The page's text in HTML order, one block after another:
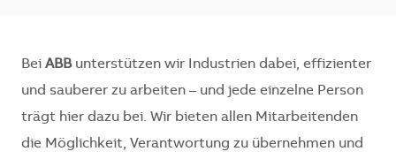
Bei ABBunterstützen wir Industrien dabei, effizienter
und sauberer zu arbeiten – und jede einzelne Person
trägt hier dazu bei. Wir bieten allen Mitarbeitenden
die Möglichkeit, Verantwortung zu übernehmen und